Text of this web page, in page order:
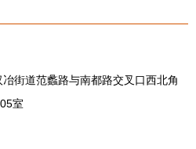
街道范蠡路与南都路交叉口西北角
室